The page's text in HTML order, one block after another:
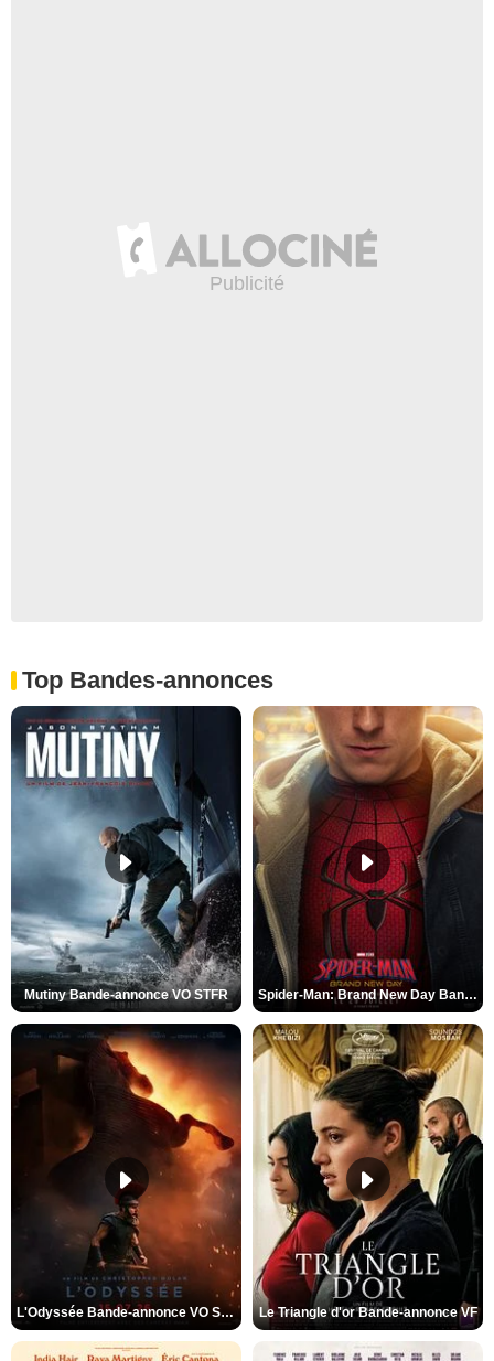
Top Bandes-annonces
Mutiny Bande-annonce VO STFR Spider-Man: Brand New Day Bande-annonce VO STFR
L'Odyssée Bande-annonce VO STFR Le Triangle d'or Bande-annonce VF